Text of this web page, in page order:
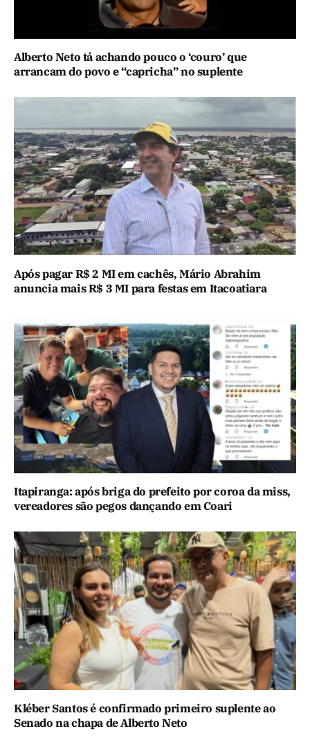
Alberto Neto tá achando pouco o ‘couro’ que
arrancam do povo e “capricha” no suplente
Após pagar R$ 2 MI em cachês, Mário Abrahim
anuncia mais R$ 3 MI para festas em Itacoatiara
Itapiranga: após briga do prefeito por coroa da miss,
vereadores são pegos dançando em Coari
Kléber Santos é confirmado primeiro suplente ao
Senado na chapa de Alberto Neto